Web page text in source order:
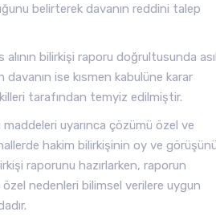
belirterek davanın reddini talep
bilirkişi raporu doğrultusunda
davanın ise kısmen kabulüne karar
tarafından temyiz edilmiştir.
uyarınca çözümü özel ve
hakim bilirkişinin oy ve
raporunu hazırlarken, raporun
nedenleri bilimsel verilere uygun